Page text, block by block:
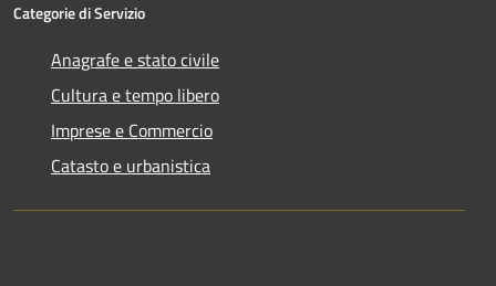
Categorie di Servizio
Anagrafe e stato civile
Cultura e tempo libero
Imprese e Commercio
Catasto e urbanistica